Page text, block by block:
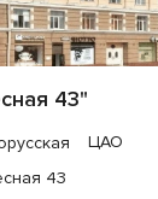
43"
ЦАО
43